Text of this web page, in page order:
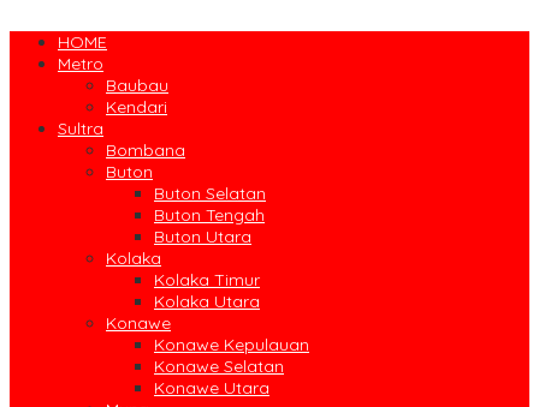
HOME
Metro
Baubau
Kendari
Sultra
Bombana
Buton
Buton Selatan
Buton Tengah
Buton Utara
Kolaka
Kolaka Timur
Kolaka Utara
Konawe
Konawe Kepulauan
Konawe Selatan
Konawe Utara